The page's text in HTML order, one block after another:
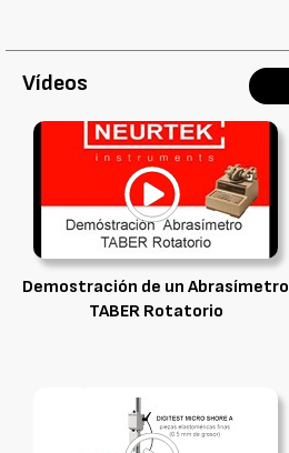
Vídeos
Demostración de un Abrasímetro
TABER Rotatorio